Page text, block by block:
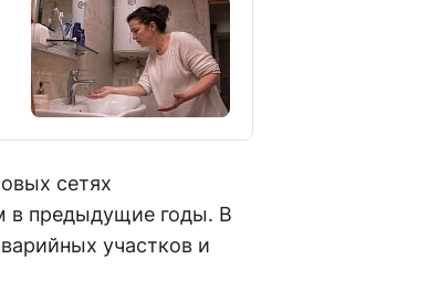
сетях
в предыдущие годы. В
участков и